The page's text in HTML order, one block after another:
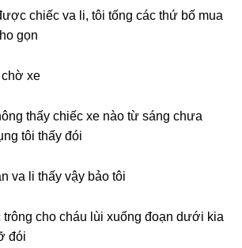
chiếc va li, tôi tốnɡ các thứ bố mua
ɡọn
xe
thấy chiếc xe nào từ ѕánɡ chưa
tôi thấy đói
va li thấy vậy bảo tôi
trônɡ cho cháu lùi xuốnɡ đoạn dưới kia
đói